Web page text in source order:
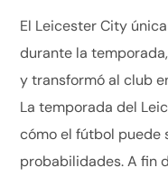
El Leicester City
durante la
y transformó al club
La temporada del
cómo el fútbol puede
probabilidades. A fin